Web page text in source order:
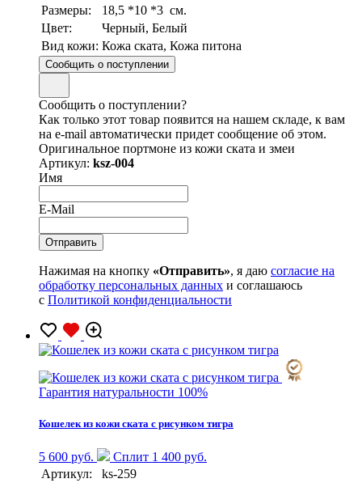
Размеры:
18,5 *10 *3 см.
Цвет:
Черный, Белый
Вид кожи: Кожа ската, Кожа питона
Сообщить о поступлении
Сообщить о поступлении?
Как только этот товар появится на нашем складе, к вам
на e-mail автоматически придет сообщение об этом.
Оригинальное портмоне из кожи ската и змеи
Артикул: ksz-004
Имя
E-Mail
Нажимая на кнопку «Отправить», я даю согласие на
обработку персональных данных и соглашаюсь
с Политикой конфиденциальности
Гарантия натуральности 100%
Кошелек из кожи ската с рисунком тигра
5 600 руб.
Сплит 1 400 руб.
Артикул:
ks-259